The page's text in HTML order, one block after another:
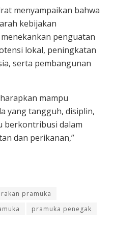
menyampaikan bahwa
kebijakan
penguatan
lokal, peningkatan
serta pembangunan
mampu
yang tangguh, disiplin,
berkontribusi dalam
dan perikanan,”
pramuka
pramuka penegak